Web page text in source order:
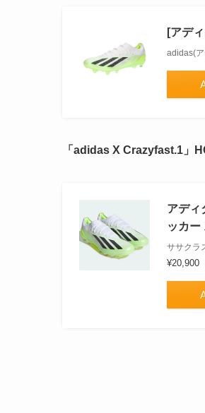
[アデ
adidas(
「adidas X Crazyfast.1」
アディ
ッカー
ササクラ
¥20,900